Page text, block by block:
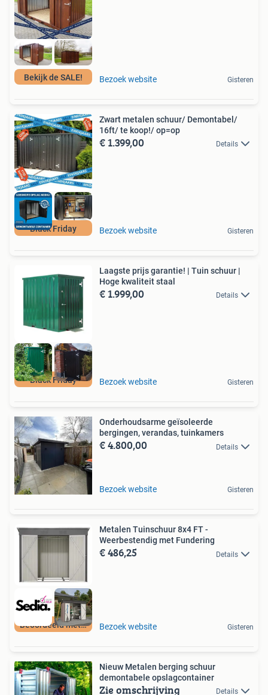
Bekijk de SALE! Bezoek website Gisteren
Black Friday
Zwart metalen schuur/ Demontabel/
16ft/ te koop!/ op=op
€ 1.399,00 Details
Bezoek website Gisteren
Black Friday
Laagste prijs garantie! | Tuin schuur |
Hoge kwaliteit staal
€ 1.999,00 Details
Bezoek website Gisteren
Onderhoudsarme geïsoleerde
bergingen, verandas, tuinkamers
€ 4.800,00 Details
Bezoek website Gisteren
Beoordeeld met 9+
Metalen Tuinschuur 8x4 FT -
Weerbestendig met Fundering
€ 486,25 Details
Bezoek website Gisteren
Nieuw Metalen berging schuur
demontabele opslagcontainer
Zie omschrijving Details